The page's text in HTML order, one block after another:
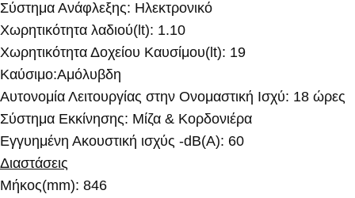
Σύστημα Ανάφλεξης: Ηλεκτρονικό
Χωρητικότητα λαδιού(lt): 1.10
Χωρητικότητα Δοχείου Καυσίμου(lt): 19
Καύσιμο:Αμόλυβδη
Αυτονομία Λειτουργίας στην Ονομαστική Ισχύ: 18 ώρες
Σύστημα Εκκίνησης: Μίζα & Κορδονιέρα
Εγγυημένη Ακουστική ισχύς -dB(A): 60
Διαστάσεις
Μήκος(mm): 846